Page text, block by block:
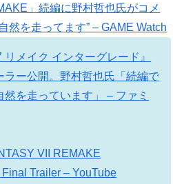
」続編に野村哲也氏がコメ
然を走ってます” – GAME Watch
リメイク インターグレード』
ラー公開。野村哲也氏「続編で
を走っています」 – ファミ
VII REMAKE
Trailer – YouTube